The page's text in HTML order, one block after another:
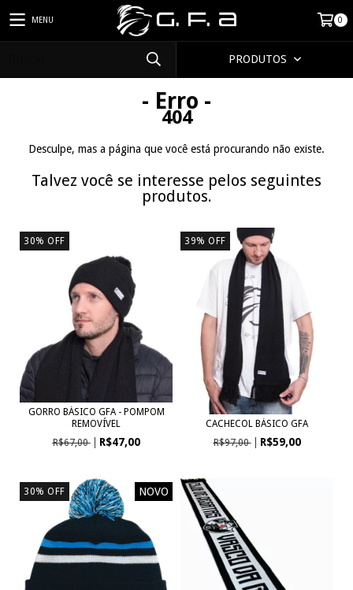
MENU 0
PRODUTOS
- Erro -
404
Desculpe, mas a página que você está procurando não existe.
Talvez você se interesse pelos seguintes
produtos.
30% OFF
GORRO BÁSICO GFA - POMPOM
REMOVÍVEL
R$67,00
R$47,00
39% OFF
CACHECOL BÁSICO GFA
R$97,00
R$59,00
30% OFF NOVO